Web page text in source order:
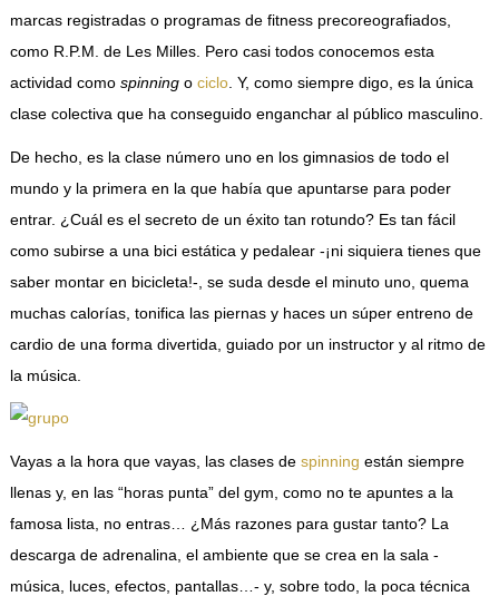
marcas registradas o programas de fitness precoreografiados,
como R.P.M. de Les Milles. Pero casi todos conocemos esta
actividad como spinningo ciclo. Y, como siempre digo, es la única
clase colectiva que ha conseguido enganchar al público masculino.
De hecho, es la clase número uno en los gimnasios de todo el
mundo y la primera en la que había que apuntarse para poder
entrar. ¿Cuál es el secreto de un éxito tan rotundo? Es tan fácil
como subirse a una bici estática y pedalear -¡ni siquiera tienes que
saber montar en bicicleta!-, se suda desde el minuto uno, quema
muchas calorías, tonifica las piernas y haces un súper entreno de
cardio de una forma divertida, guiado por un instructor y al ritmo de
la música.
Vayas a la hora que vayas, las clases de spinning están siempre
llenas y, en las “horas punta” del gym, como no te apuntes a la
famosa lista, no entras… ¿Más razones para gustar tanto? La
descarga de adrenalina, el ambiente que se crea en la sala -
música, luces, efectos, pantallas…- y, sobre todo, la poca técnica